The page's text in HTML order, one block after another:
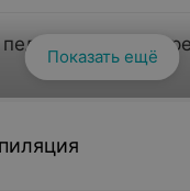
педикюр с
Смотреть все
Показать ещё